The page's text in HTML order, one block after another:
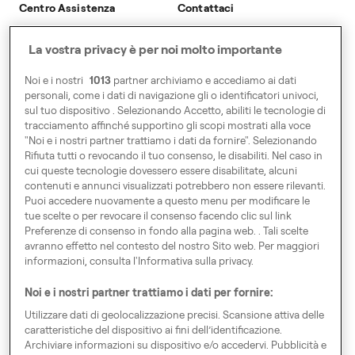
Modern Slavery Statement
Centro Assistenza
Viaggia
Tassista
Business
Contattaci
Viaggia
Tassista
Business
Raggiungici A
Via Privata del Gonfalone 2
20123 Milano
Gira l'Europa
Preferenze di consenso
Codice di Condotta
Speak up!
La vostra privacy è per noi molto importante
Noi e i nostri 1013partner archiviamo e accediamo ai dati
personali, come i dati di navigazione gli o identificatori univoci,
sul tuo dispositivo . Selezionando Accetto, abiliti le tecnologie di
tracciamento affinché supportino gli scopi mostrati alla voce
"Noi e i nostri partner trattiamo i dati da fornire". Selezionando
Rifiuta tutti o revocando il tuo consenso, le disabiliti. Nel caso in
cui queste tecnologie dovessero essere disabilitate, alcuni
contenuti e annunci visualizzati potrebbero non essere rilevanti.
Puoi accedere nuovamente a questo menu per modificare le
tue scelte o per revocare il consenso facendo clic sul link
Preferenze di consenso in fondo alla pagina web. . Tali scelte
avranno effetto nel contesto del nostro Sito web. Per maggiori
informazioni, consulta l'Informativa sulla privacy.
Noi e i nostri partner trattiamo i dati per fornire:
Utilizzare dati di geolocalizzazione precisi. Scansione attiva delle
caratteristiche del dispositivo ai fini dell’identificazione.
Archiviare informazioni su dispositivo e/o accedervi. Pubblicità e